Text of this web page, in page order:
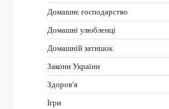
Домашнє господарство
Домашні улюбленці
Домашній затишок
Закони України
Здоров'я
Ігри